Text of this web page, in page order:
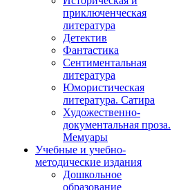
приключенческая
литература
Детектив
Фантастика
Сентиментальная
литература
Юмористическая
литература. Сатира
Художественно-
документальная проза.
Мемуары
Учебные и учебно-
методические издания
Дошкольное
образование